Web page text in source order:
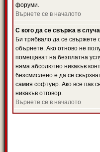
форуми.
Върнете се в началото
С кого да се свържа в
Би трябвало да се свържете
обърнете. Ако отново не
помещават на безплатна
няма абсолютно никакъв
безсмислено е да се
самия софтуер. Ако все пак
никакъв отговор.
Върнете се в началото